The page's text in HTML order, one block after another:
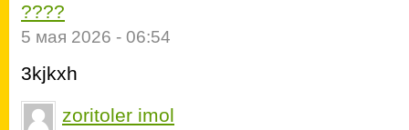
????
5 мая 2026 - 06:54
3kjkxh
zoritoler imol